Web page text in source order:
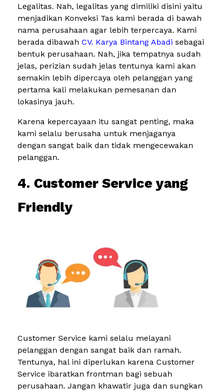
Legalitas. Nah, legalitas yang dimiliki disini yaitu
menjadikan Konveksi Tas kami berada di bawah
nama perusahaan agar lebih terpercaya. Kami
berada dibawah CV. Karya Bintang Abadi sebagai
bentuk perusahaan. Nah, jika tempatnya sudah
jelas, perizian sudah jelas tentunya kami akan
semakin lebih dipercaya oleh pelanggan yang
pertama kali melakukan pemesanan dan
lokasinya jauh.
Karena kepercayaan itu sangat penting, maka
kami selalu berusaha untuk menjaganya
dengan sangat baik dan tidak mengecewakan
pelanggan.
4. Customer Service yang
Friendly
Customer Service kami selalu melayani
pelanggan dengan sangat baik dan ramah.
Tentunya, hal ini diperlukan karena Customer
Service ibaratkan frontman bagi sebuah
perusahaan. Jangan khawatir juga dan sungkan